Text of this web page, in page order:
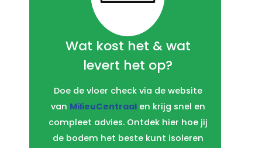
Wat kost het & wat
levert het op?
Doe de vloer check via de website
van MilieuCentraalen krijg snel en
compleet advies. Ontdek hier hoe jij
de bodem het beste kunt isoleren